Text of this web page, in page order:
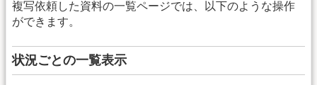
複写依頼した資料の一覧ページでは、以下のような操作
ができます。
状況ごとの一覧表示